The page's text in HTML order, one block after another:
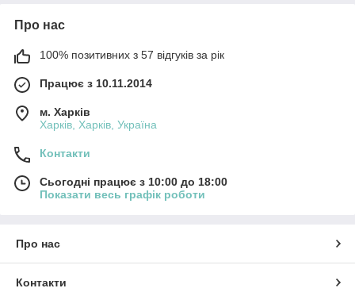
Про нас
100% позитивних з 57 відгуків за рік
Працює з 10.11.2014
м. Харків
Харків, Харків, Україна
Контакти
Сьогодні працює з 10:00 до 18:00
Показати весь графік роботи
Про нас
Контакти